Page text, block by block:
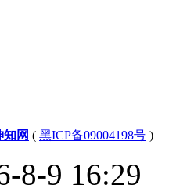
知网 ( 黑ICP备09004198号 )
8-9 16:29